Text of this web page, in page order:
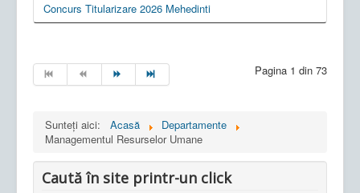
Concurs Titularizare 2026 Mehedinti
Pagina 1 din 73
Sunteți aici: Acasă
Departamente
Managementul Resurselor Umane
Caută în site printr-un click